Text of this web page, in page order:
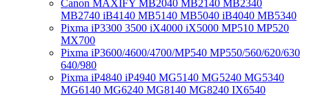
Canon MAXIFY MB2040 MB2140 MB2340
MB2740 iB4140 MB5140 MB5040 iB4040 MB5340
Pixma iP3300 3500 iX4000 iX5000 MP510 MP520
MX700
Pixma iP3600/4600/4700/MP540 MP550/560/620/630
640/980
Pixma iP4840 iP4940 MG5140 MG5240 MG5340
MG6140 MG6240 MG8140 MG8240 IX6540